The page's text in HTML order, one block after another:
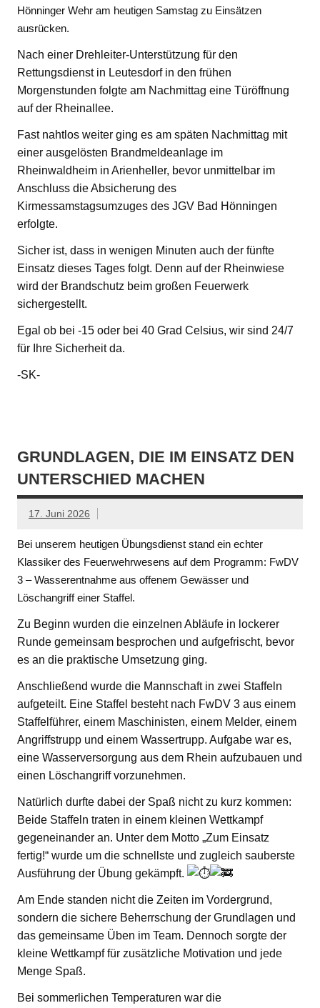
Hönninger Wehr am heutigen Samstag zu Einsätzen
ausrücken.
Nach einer Drehleiter-Unterstützung für den
Rettungsdienst in Leutesdorf in den frühen
Morgenstunden folgte am Nachmittag eine Türöffnung
auf der Rheinallee.
Fast nahtlos weiter ging es am späten Nachmittag mit
einer ausgelösten Brandmeldeanlage im
Rheinwaldheim in Arienheller, bevor unmittelbar im
Anschluss die Absicherung des
Kirmessamstagsumzuges des JGV Bad Hönningen
erfolgte.
Sicher ist, dass in wenigen Minuten auch der fünfte
Einsatz dieses Tages folgt. Denn auf der Rheinwiese
wird der Brandschutz beim großen Feuerwerk
sichergestellt.
Egal ob bei -15 oder bei 40 Grad Celsius, wir sind 24/7
für Ihre Sicherheit da.
-SK-
GRUNDLAGEN, DIE IM EINSATZ DEN
UNTERSCHIED MACHEN
17. Juni 2026
Bei unserem heutigen Übungsdienst stand ein echter
Klassiker des Feuerwehrwesens auf dem Programm: FwDV
3 – Wasserentnahme aus offenem Gewässer und
Löschangriff einer Staffel.
Zu Beginn wurden die einzelnen Abläufe in lockerer
Runde gemeinsam besprochen und aufgefrischt, bevor
es an die praktische Umsetzung ging.
Anschließend wurde die Mannschaft in zwei Staffeln
aufgeteilt. Eine Staffel besteht nach FwDV 3 aus einem
Staffelführer, einem Maschinisten, einem Melder, einem
Angriffstrupp und einem Wassertrupp. Aufgabe war es,
eine Wasserversorgung aus dem Rhein aufzubauen und
einen Löschangriff vorzunehmen.
Natürlich durfte dabei der Spaß nicht zu kurz kommen:
Beide Staffeln traten in einem kleinen Wettkampf
gegeneinander an. Unter dem Motto „Zum Einsatz
fertig!“ wurde um die schnellste und zugleich sauberste
Ausführung der Übung gekämpft.
Am Ende standen nicht die Zeiten im Vordergrund,
sondern die sichere Beherrschung der Grundlagen und
das gemeinsame Üben im Team. Dennoch sorgte der
kleine Wettkampf für zusätzliche Motivation und jede
Menge Spaß.
Bei sommerlichen Temperaturen war die